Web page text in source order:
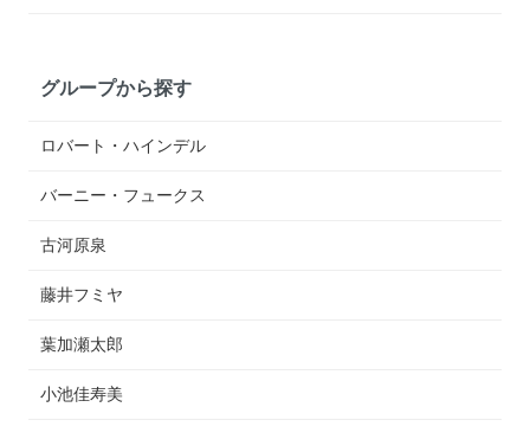
グループから探す
ロバート・ハインデル
バーニー・フュークス
古河原泉
藤井フミヤ
葉加瀬太郎
小池佳寿美